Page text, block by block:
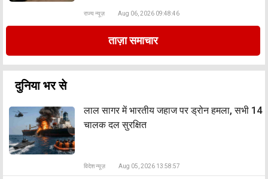
राज्य न्यूज़ Aug 06, 2026 09:48:46
ताज़ा समाचार
दुनिया भर से
लाल सागर में भारतीय जहाज पर ड्रोन हमला, सभी 14
चालक दल सुरक्षित
विदेश न्यूज़ Aug 05, 2026 13:58:57